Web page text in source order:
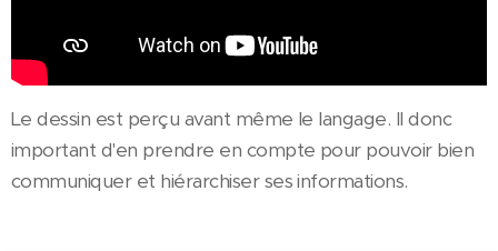
Le dessin est perçu avant même le langage. Il donc
important d'en prendre en compte pour pouvoir bien
communiquer et hiérarchiser ses informations.